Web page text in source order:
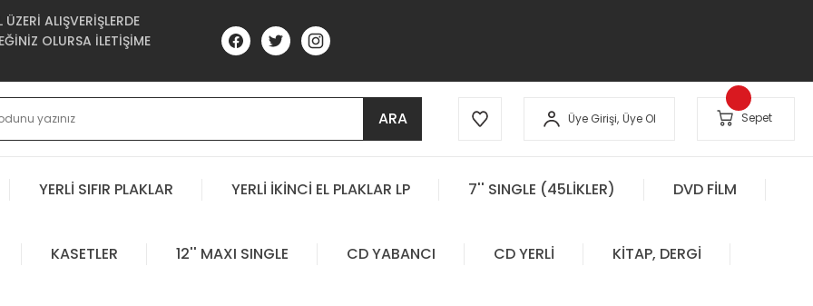
ALIŞVERİŞLERDE
OLURSA İLETİŞİME
ARA Üye Girişi, Üye Ol Sepet
YERLİ SIFIR PLAKLAR YERLİ İKİNCİ EL PLAKLAR LP 7'' SINGLE (45LİKLER) DVD FİLM
KASETLER 12'' MAXI SINGLE CD YABANCI CD YERLİ KİTAP, DERGİ